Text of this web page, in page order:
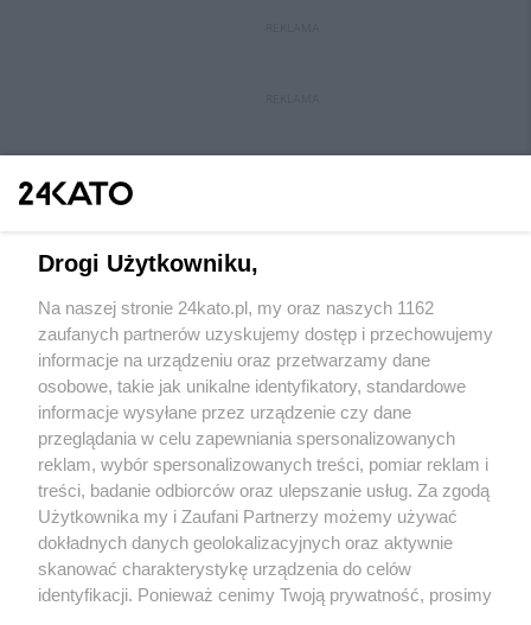
Wydawca mediów lokalnych
Nie zapomnij
zapoznać się z:
polityką prywatności regulamin korzystania z portali
Twojemiasto
Piekary Śląskie
Chorzów
Tarnowskie Góry
Skontakuj sięz nami
Kontakt
Wydawca
Redakcja
Drogi Użytkowniku,
Na naszej stronie 24kato.pl, my oraz naszych 1162
zaufanych partnerów uzyskujemy dostęp i przechowujemy
informacje na urządzeniu oraz przetwarzamy dane
osobowe, takie jak unikalne identyfikatory, standardowe
informacje wysyłane przez urządzenie czy dane
przeglądania w celu zapewniania spersonalizowanych
reklam, wybór spersonalizowanych treści, pomiar reklam i
treści, badanie odbiorców oraz ulepszanie usług. Za zgodą
Użytkownika my i Zaufani Partnerzy możemy używać
dokładnych danych geolokalizacyjnych oraz aktywnie
skanować charakterystykę urządzenia do celów
identyfikacji. Ponieważ cenimy Twoją prywatność, prosimy